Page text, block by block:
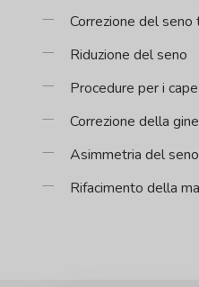
Correzione del seno
Riduzione del seno
Procedure per i
Correzione della
Asimmetria del
Rifacimento della